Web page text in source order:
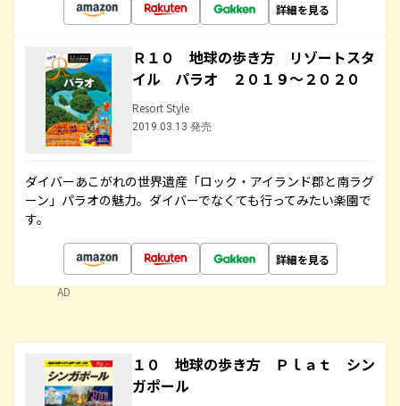
詳細を見る
Ｒ１０ 地球の歩き方 リゾートスタ
イル パラオ ２０１９～２０２０
Resort Style
2019.03.13 発売
ダイバーあこがれの世界遺産「ロック・アイランド郡と南ラグ
ーン」パラオの魅力。ダイバーでなくても行ってみたい楽園で
す。
詳細を見る
AD
１０ 地球の歩き方 Ｐｌａｔ シン
ガポール